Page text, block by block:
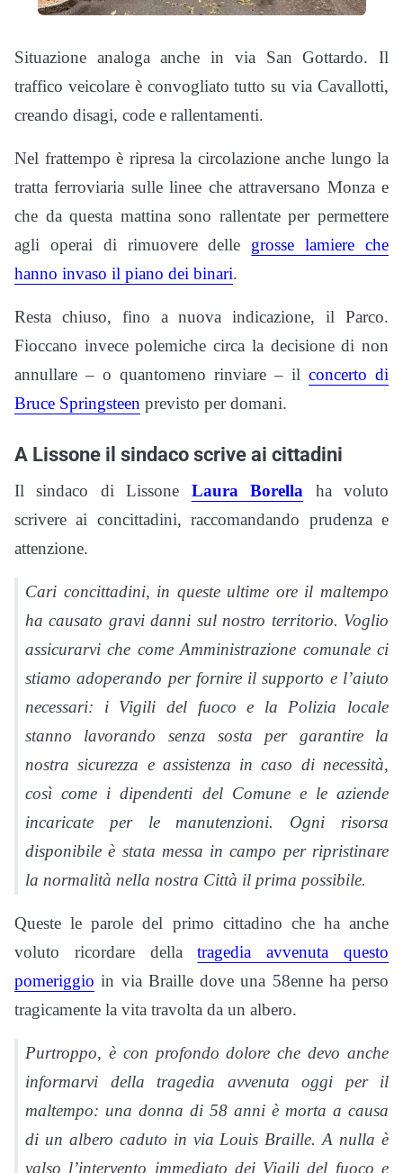
Situazione analoga anche in via San Gottardo. Il
traffico veicolare è convogliato tutto su via Cavallotti,
creando disagi, code e rallentamenti.
Nel frattempo è ripresa la circolazione anche lungo la
tratta ferroviaria sulle linee che attraversano Monza e
che da questa mattina sono rallentate per permettere
agli operai di rimuovere delle grosse lamiere che
hanno invaso il piano dei binari.
Resta chiuso, fino a nuova indicazione, il Parco.
Fioccano invece polemiche circa la decisione di non
annullare – o quantomeno rinviare – il concerto di
Bruce Springsteen previsto per domani.
A Lissone il sindaco scrive ai cittadini
Il sindaco di Lissone Laura Borella ha voluto
scrivere ai concittadini, raccomandando prudenza e
attenzione.
Cari concittadini, in queste ultime ore il maltempo
ha causato gravi danni sul nostro territorio. Voglio
assicurarvi che come Amministrazione comunale ci
stiamo adoperando per fornire il supporto e l’aiuto
necessari: i Vigili del fuoco e la Polizia locale
stanno lavorando senza sosta per garantire la
nostra sicurezza e assistenza in caso di necessità,
così come i dipendenti del Comune e le aziende
incaricate per le manutenzioni. Ogni risorsa
disponibile è stata messa in campo per ripristinare
la normalità nella nostra Città il prima possibile.
Queste le parole del primo cittadino che ha anche
voluto ricordare dellatragedia avvenuta questo
pomeriggio in via Braille dove una 58enne ha perso
tragicamente la vita travolta da un albero.
Purtroppo, è con profondo dolore che devo anche
informarvi della tragedia avvenuta oggi per il
maltempo: una donna di 58 anni è morta a causa
di un albero caduto in via Louis Braille. A nulla è
valso l’intervento immediato dei Vigili del fuoco e